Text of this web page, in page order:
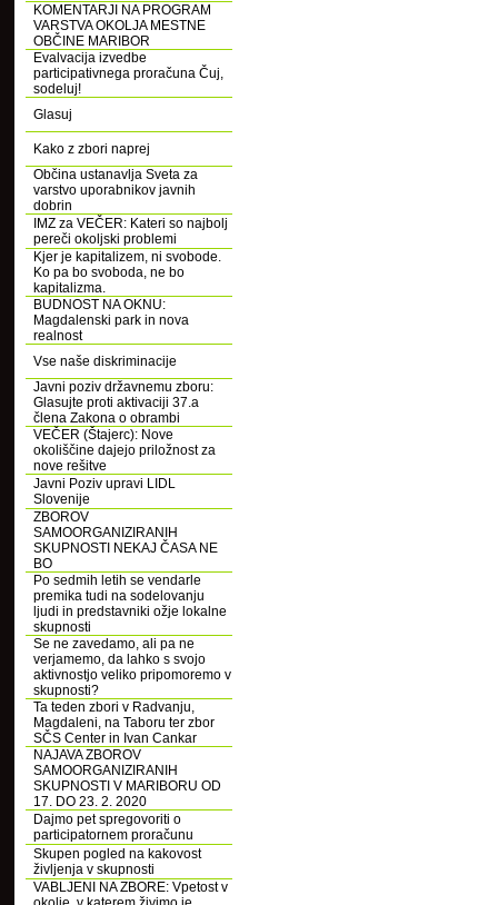
KOMENTARJI NA PROGRAM
VARSTVA OKOLJA MESTNE
OBČINE MARIBOR
Evalvacija izvedbe
participativnega proračuna Čuj,
sodeluj!
Glasuj
Kako z zbori naprej
Občina ustanavlja Sveta za
varstvo uporabnikov javnih
dobrin
IMZ za VEČER: Kateri so najbolj
pereči okoljski problemi
Kjer je kapitalizem, ni svobode.
Ko pa bo svoboda, ne bo
kapitalizma.
BUDNOST NA OKNU:
Magdalenski park in nova
realnost
Vse naše diskriminacije
Javni poziv državnemu zboru:
Glasujte proti aktivaciji 37.a
člena Zakona o obrambi
VEČER (Štajerc): Nove
okoliščine dajejo priložnost za
nove rešitve
Javni Poziv upravi LIDL
Slovenije
ZBOROV
SAMOORGANIZIRANIH
SKUPNOSTI NEKAJ ČASA NE
BO
Po sedmih letih se vendarle
premika tudi na sodelovanju
ljudi in predstavniki ožje lokalne
skupnosti
Se ne zavedamo, ali pa ne
verjamemo, da lahko s svojo
aktivnostjo veliko pripomoremo v
skupnosti?
Ta teden zbori v Radvanju,
Magdaleni, na Taboru ter zbor
SČS Center in Ivan Cankar
NAJAVA ZBOROV
SAMOORGANIZIRANIH
SKUPNOSTI V MARIBORU OD
17. DO 23. 2. 2020
Dajmo pet spregovoriti o
participatornem proračunu
Skupen pogled na kakovost
življenja v skupnosti
VABLJENI NA ZBORE: Vpetost v